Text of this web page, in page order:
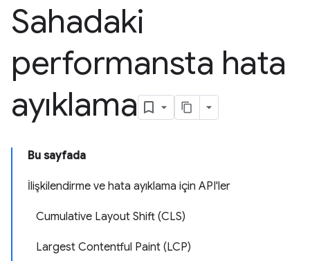
Sahadaki
performansta hata
ayıklama
Bu sayfada
İlişkilendirme ve hata ayıklama için API'ler
Cumulative Layout Shift (CLS)
Largest Contentful Paint (LCP)